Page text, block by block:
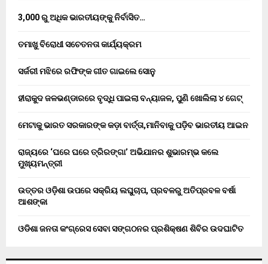
3,000 ରୁ ଅଧିକ ଭାରତୀୟଙ୍କୁ ନିର୍ବାସିତ…
ତମାଖୁ ବିରୋଧୀ ସଚେତନତା କାର୍ଯ୍ୟକ୍ରମ
ସର୍ଜରୀ ମଝିରେ ରଫିଙ୍କ ଗୀତ ଗାଇଲେ ସୋନୁ
ହୀରାକୁଦ ଜଳଭଣ୍ଡାରରେ ବୃଦ୍ଧି ପାଇଲା ବନ୍ୟାଜଳ, ପୁଣି ଖୋଲିଲା ୪ ଗେଟ୍
ମେଟାକୁ ଭାରତ ସରକାରଙ୍କ କଡ଼ା ବାର୍ତ୍ତା,ମାନିବାକୁ ପଡ଼ିବ ଭାରତୀୟ ଆଇନ
ରାଜ୍ୟରେ ‘ଘରେ ଘରେ ତ୍ରିରଙ୍ଗା’ ଅଭିଯାନର ଶୁଭାରମ୍ଭ କଲେ
ମୁଖ୍ୟମନ୍ତ୍ରୀ
ଉତ୍ତର ଓଡ଼ିଶା ଉପରେ ସକ୍ରିୟ ଲଘୁଚାପ, ପ୍ରବଳରୁ ଅତିପ୍ରବଳ ବର୍ଷା
ଆଶଙ୍କା
ଓଡିଶା ଜନତା କଂଗ୍ରେସ ସେବା ସଙ୍ଗଠନର ପ୍ରଶିକ୍ଷଣ ଶିବିର ଉଦଘାଟିତ